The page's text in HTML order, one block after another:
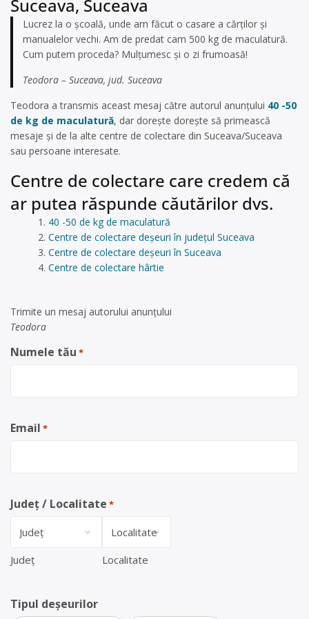
Suceava, Suceava
Lucrez la o școală, unde am făcut o casare a cărților și
manualelor vechi. Am de predat cam 500 kg de maculatură.
Cum putem proceda? Mulțumesc și o zi frumoasă!
Teodora – Suceava, jud. Suceava
Teodora a transmis aceast mesaj către autorul anunțului 40 -50
de kg de maculatură, dar dorește dorește să primească
mesaje și de la alte centre de colectare din Suceava/Suceava
sau persoane interesate.
Centre de colectare care credem că
ar putea răspunde căutărilor dvs.
40 -50 de kg de maculatură
Centre de colectare deșeuri în județul Suceava
Centre de colectare deșeuri în Suceava
Centre de colectare hârtie
Trimite un mesaj autorului anunţului
Teodora
Numele tău *
Email *
Județ / Localitate *
Județ Localitate
Tipul deșeurilor